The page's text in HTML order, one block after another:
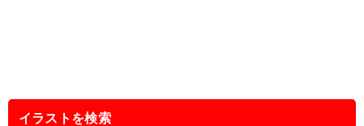
イラストを検索